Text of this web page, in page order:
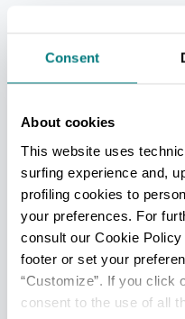
Consent
About cookies
This website uses
surfing experience and,
profiling cookies to
your preferences. For
consult our Cookie
footer or set your
“Customize”. If you click
consent to the use of all
Responsabile: Paola
Pec:
romagna.it
Telefono: +39 051
APT Servizi srl
Responsabile area
Redazione
Coordinamento
Coordinamento